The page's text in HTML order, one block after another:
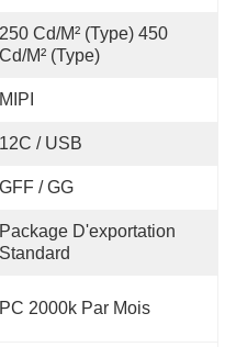
250 Cd/m² (type) 450
Cd/m² (type)
MIPI
12C / USB
GFF / GG
Package D'exportation
Standard
PC 2000k Par Mois